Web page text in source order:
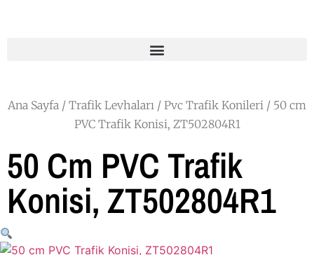
Ana Sayfa / Trafik Levhaları / Pvc Trafik Konileri / 50 cm
PVC Trafik Konisi, ZT502804R1
50 Cm PVC Trafik
Konisi, ZT502804R1